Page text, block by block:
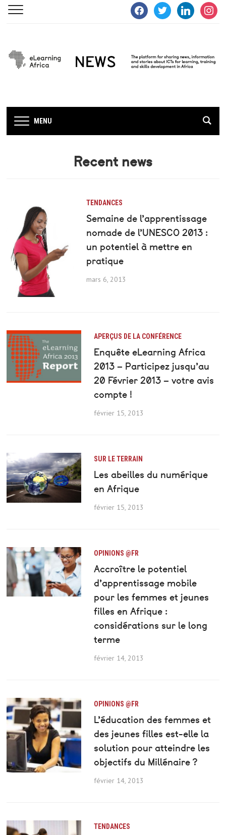
facebooktwitter linkedin
MENU
Recent news
TENDANCES
Semaine de l’apprentissage
nomade de l’UNESCO 2013 :
un potentiel à mettre en
pratique
mars 6, 2013
APERÇUS DE LA CONFÉRENCE
Enquête eLearning Africa
2013 – Participez jusqu’au
20 Février 2013 – votre avis
compte !
février 15, 2013
SUR LE TERRAIN
Les abeilles du numérique
en Afrique
février 15, 2013
OPINIONS @FR
Accroître le potentiel
d’apprentissage mobile
pour les femmes et jeunes
filles en Afrique :
considérations sur le long
terme
février 14, 2013
OPINIONS @FR
L’éducation des femmes et
des jeunes filles est-elle la
solution pour atteindre les
objectifs du Millénaire ?
février 14, 2013
TENDANCES